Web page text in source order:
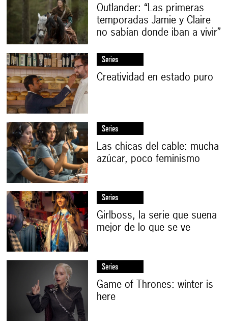
Outlander: “Las primeras
temporadas Jamie y Claire
no sabían donde iban a vivir”
Series
Creatividad en estado puro
Series
Las chicas del cable: mucha
azúcar, poco feminismo
Series
Girlboss, la serie que suena
mejor de lo que se ve
Series
Game of Thrones: winter is
here